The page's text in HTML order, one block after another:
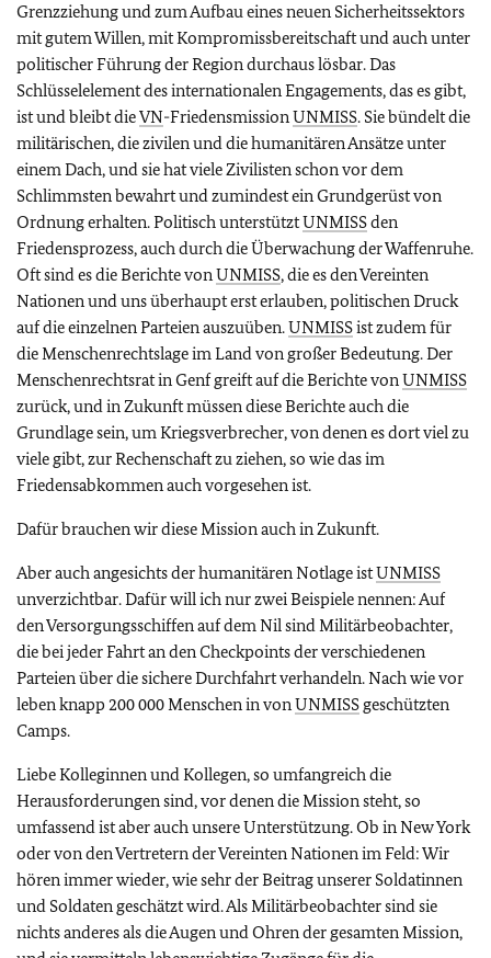
Grenzziehung und zum Aufbau eines neuen Sicherheitssektors
mit gutem Willen, mit Kompromissbereitschaft und auch unter
politischer Führung der Region durchaus lösbar. Das
Schlüsselelement des internationalen Engagements, das es gibt,
ist und bleibt dieVN-FriedensmissionUNMISS. Sie bündelt die
militärischen, die zivilen und die humanitären Ansätze unter
einem Dach, und sie hat viele Zivilisten schon vor dem
Schlimmsten bewahrt und zumindest ein Grundgerüst von
Ordnung erhalten. Politisch unterstütztUNMISSden
Friedensprozess, auch durch die Überwachung der Waffenruhe.
Oft sind es die Berichte vonUNMISS, die es den Vereinten
Nationen und uns überhaupt erst erlauben, politischen Druck
auf die einzelnen Parteien auszuüben.UNMISSist zudem für
die Menschenrechtslage im Land von großer Bedeutung. Der
Menschenrechtsrat in Genf greift auf die Berichte vonUNMISS
zurück, und in Zukunft müssen diese Berichte auch die
Grundlage sein, um Kriegsverbrecher, von denen es dort viel zu
viele gibt, zur Rechenschaft zu ziehen, so wie das im
Friedensabkommen auch vorgesehen ist.
Dafür brauchen wir diese Mission auch in Zukunft.
Aber auch angesichts der humanitären Notlage istUNMISS
unverzichtbar. Dafür will ich nur zwei Beispiele nennen: Auf
den Versorgungsschiffen auf dem Nil sind Militärbeobachter,
die bei jeder Fahrt an den Checkpoints der verschiedenen
Parteien über die sichere Durchfahrt verhandeln. Nach wie vor
leben knapp 200 000 Menschen in vonUNMISS geschützten
Camps.
Liebe Kolleginnen und Kollegen, so umfangreich die
Herausforderungen sind, vor denen die Mission steht, so
umfassend ist aber auch unsere Unterstützung. Ob in New York
oder von den Vertretern der Vereinten Nationen im Feld: Wir
hören immer wieder, wie sehr der Beitrag unserer Soldatinnen
und Soldaten geschätzt wird. Als Militärbeobachter sind sie
nichts anderes als die Augen und Ohren der gesamten Mission,